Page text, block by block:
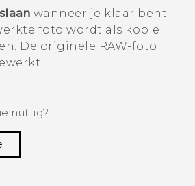
wanneer je klaar bent.
foto wordt als kopie
De originele RAW-foto
nuttig?